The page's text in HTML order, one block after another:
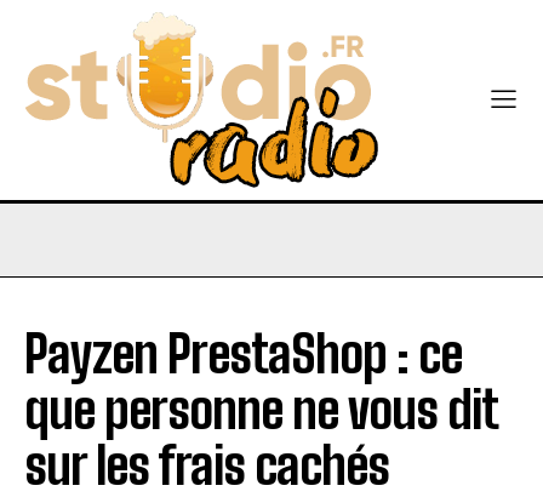
Payzen PrestaShop : ce
que personne ne vous dit
sur les frais cachés